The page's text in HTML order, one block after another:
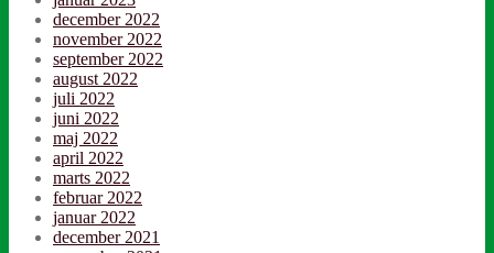
december 2022
november 2022
september 2022
august 2022
juli 2022
juni 2022
maj 2022
april 2022
marts 2022
februar 2022
januar 2022
december 2021